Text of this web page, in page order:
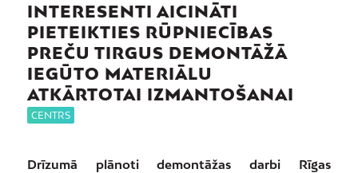
INTERESENTI AICINĀTI
PIETEIKTIES RŪPNIECĪBAS
PREČU TIRGUS DEMONTĀŽĀ
IEGŪTO MATERIĀLU
ATKĀRTOTAI IZMANTOŠANAI
CENTRS
Drīzumā plānoti demontāžas darbi Rīgas